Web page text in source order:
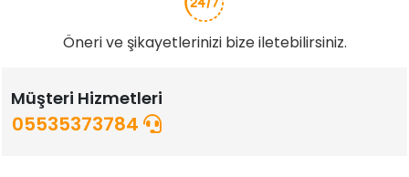
Öneri ve şikayetlerinizi bize iletebilirsiniz.
Müşteri Hizmetleri
05535373784